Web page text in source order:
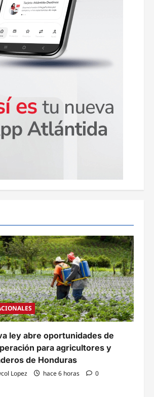
ley abre oportunidades de
para agricultores y
de Honduras
Lopez hace 6 horas 0